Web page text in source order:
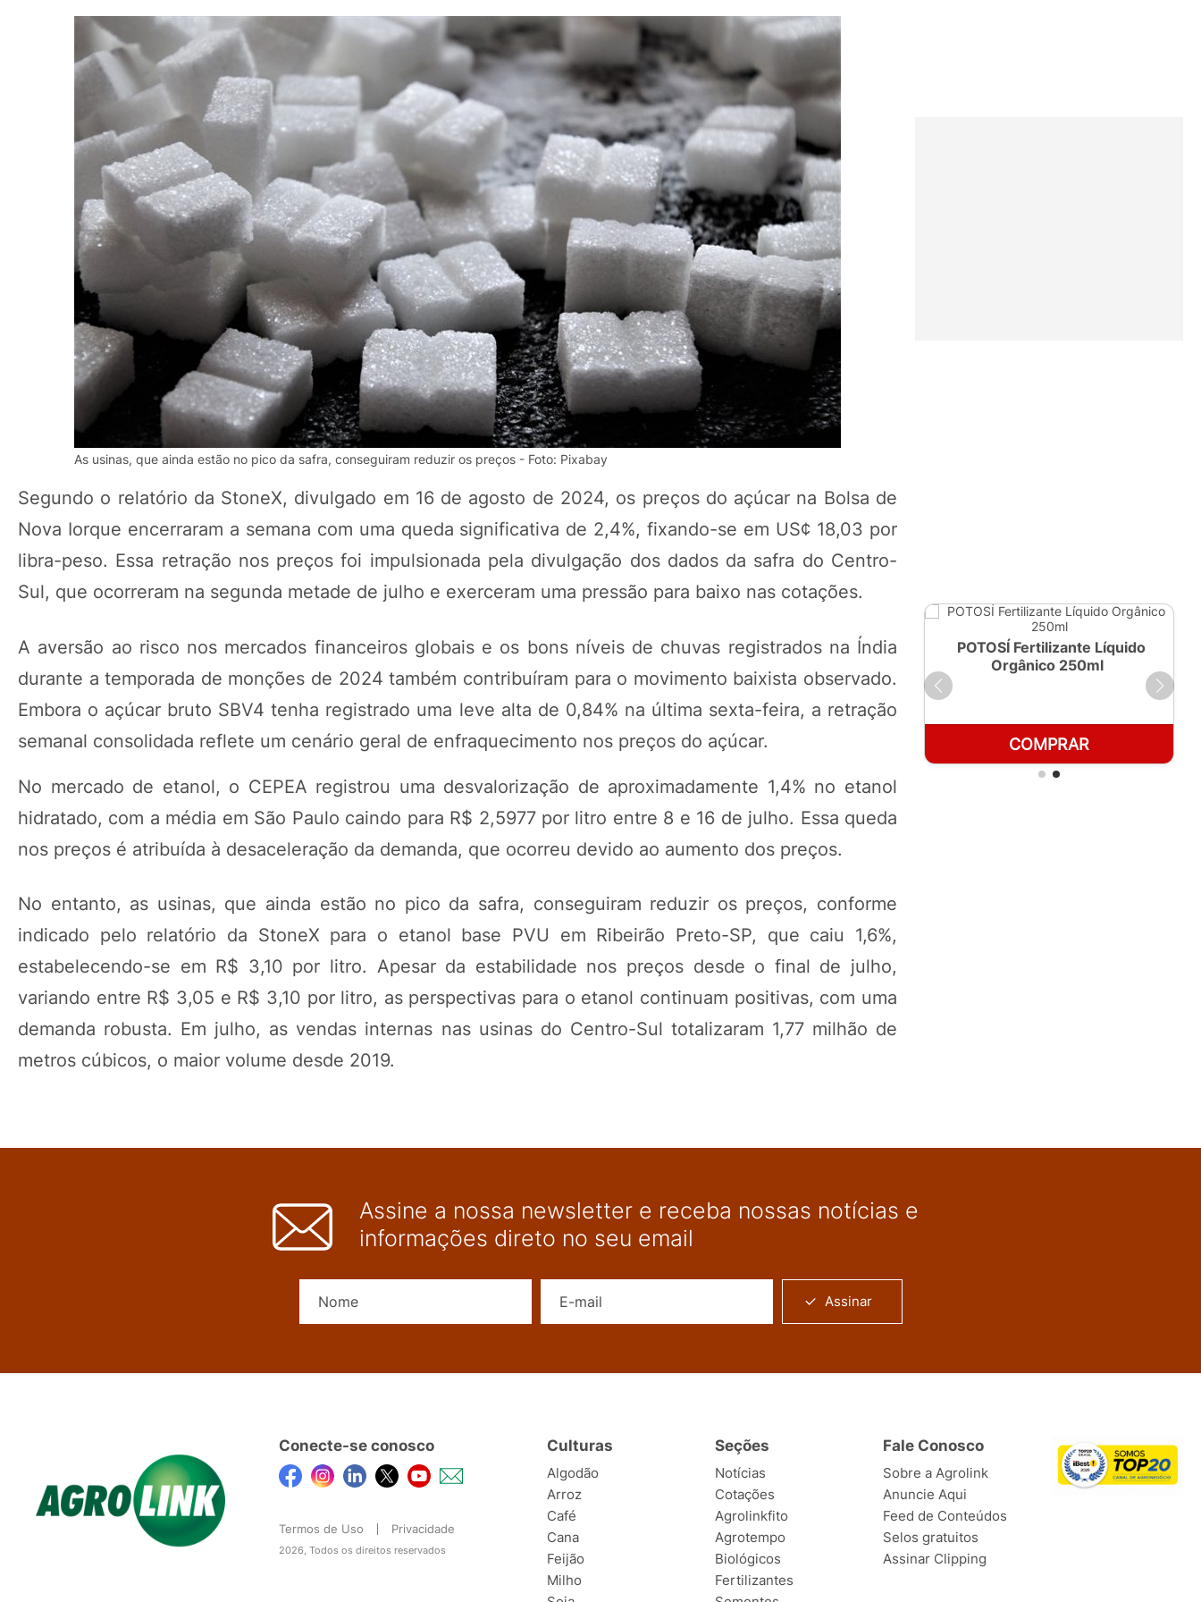
As usinas, que ainda estão no pico da safra, conseguiram reduzir os preços - Foto: Pixabay
Segundo o relatório da StoneX, divulgado em 16 de agosto de 2024, os preços do açúcar na Bolsa de
Nova Iorque encerraram a semana com uma queda significativa de 2,4%, fixando-se em US¢ 18,03 por
libra-peso. Essa retração nos preços foi impulsionada pela divulgação dos dados da safra do Centro-
Sul, que ocorreram na segunda metade de julho e exerceram uma pressão para baixo nas cotações.
A aversão ao risco nos mercados financeiros globais e os bons níveis de chuvas registrados na Índia
durante a temporada de monções de 2024 também contribuíram para o movimento baixista observado.
Embora o açúcar bruto SBV4 tenha registrado uma leve alta de 0,84% na última sexta-feira, a retração
semanal consolidada reflete um cenário geral de enfraquecimento nos preços do açúcar.
No mercado de etanol, o CEPEA registrou uma desvalorização de aproximadamente 1,4% no etanol
hidratado, com a média em São Paulo caindo para R$ 2,5977 por litro entre 8 e 16 de julho. Essa queda
nos preços é atribuída à desaceleração da demanda, que ocorreu devido ao aumento dos preços.
No entanto, as usinas, que ainda estão no pico da safra, conseguiram reduzir os preços, conforme
indicado pelo relatório da StoneX para o etanol base PVU em Ribeirão Preto-SP, que caiu 1,6%,
estabelecendo-se em R$ 3,10 por litro. Apesar da estabilidade nos preços desde o final de julho,
variando entre R$ 3,05 e R$ 3,10 por litro, as perspectivas para o etanol continuam positivas, com uma
demanda robusta. Em julho, as vendas internas nas usinas do Centro-Sul totalizaram 1,77 milhão de
metros cúbicos, o maior volume desde 2019.
POTOSÍ Fertilizante Líquido
COMPRAR
POTOSÍ Fertilizante Líquido
Orgânico 250ml
COMPRAR
Assine a nossa newsletter e receba nossas notícias e
informações direto no seu email
Assinar
Conecte-se conosco
Termos de Uso Privacidade
2026, Todos os direitos reservados
Culturas
Algodão
Arroz
Café
Cana
Feijão
Milho
Seções
Notícias
Cotações
Agrolinkfito
Agrotempo
Biológicos
Fertilizantes
Fale Conosco
Sobre a Agrolink
Anuncie Aqui
Feed de Conteúdos
Selos gratuitos
Assinar Clipping